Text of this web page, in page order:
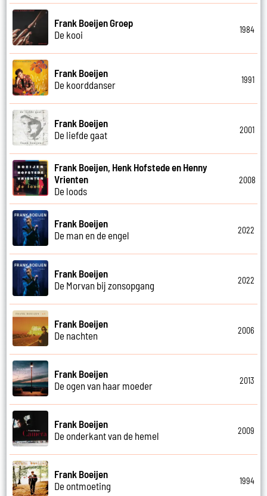
Frank Boeijen Groep
De kooi
1984
Frank Boeijen
De koorddanser
1991
Frank Boeijen
De liefde gaat
2001
Frank Boeijen, Henk Hofstede en Henny
Vrienten
De loods
2008
Frank Boeijen
De man en de engel
2022
Frank Boeijen
De Morvan bij zonsopgang
2022
Frank Boeijen
De nachten
2006
Frank Boeijen
De ogen van haar moeder
2013
Frank Boeijen
De onderkant van de hemel
2009
Frank Boeijen
De ontmoeting
1994